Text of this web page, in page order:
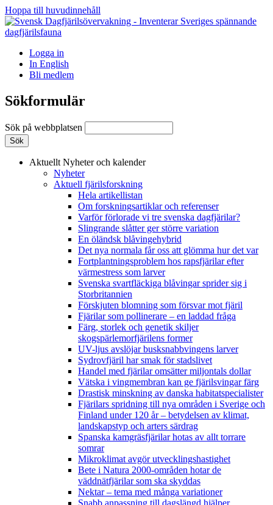
Hoppa till huvudinnehåll
Logga in
In English
Bli medlem
Sökformulär
Sök på webbplatsen
Aktuellt Nyheter och kalender
Nyheter
Aktuell fjärilsforskning
Hela artikellistan
Om forskningsartiklar och referenser
Varför förlorade vi tre svenska dagfjärilar?
Slingrande slåtter ger större variation
En öländsk blåvingehybrid
Det nya normala får oss att glömma hur det var
Fortplantningsproblem hos rapsfjärilar efter
värmestress som larver
Svenska svartfläckiga blåvingar sprider sig i
Storbritannien
Förskjuten blomning som försvar mot fjäril
Fjärilar som pollinerare – en laddad fråga
Färg, storlek och genetik skiljer
skogspärlemorfjärilens former
UV-ljus avslöjar busksnabbvingens larver
Sydrovfjäril har smak för stadslivet
Handel med fjärilar omsätter miljontals dollar
Vätska i vingmembran kan ge fjärilsvingar färg
Drastisk minskning av danska habitatspecialister
Fjärilars spridning till nya områden i Sverige och
Finland under 120 år– betydelsen av klimat,
landskapstyp och arters särdrag
Spanska kamgräsfjärilar hotas av allt torrare
somrar
Mikroklimat avgör utvecklingshastighet
Bete i Natura 2000-områden hotar de
väddnätfjärilar som ska skyddas
Nektar – tema med många variationer
Snabb anpassning till dagslängd hjälper